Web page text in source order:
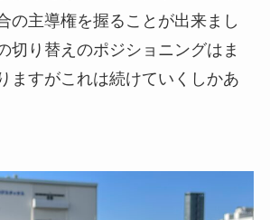
の主導権を握ることが出来まし
切り替えのポジショニングはま
ますがこれは続けていくしかあ